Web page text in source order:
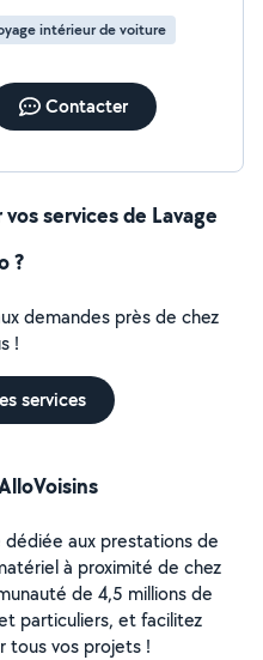
intérieur de voiture
Contacter
services de Lavage
?
demandes près de chez
!
services
aux prestations de
à proximité de chez
de 4,5 millions de
particuliers, et facilitez
tous vos projets !